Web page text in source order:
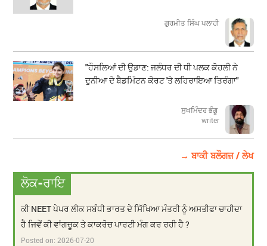
ਗੁਰਮੀਤ ਸਿੰਘ ਪਲਾਹੀ
"ਹੌਸਲਿਆਂ ਦੀ ਉਡਾਣ: ਜਲੰਧਰ ਦੀ ਧੀ ਪਲਕ ਕੋਹਲੀ ਨੇ
ਦੁਨੀਆ ਦੇ ਬੈਡਮਿੰਟਨ ਕੋਰਟ 'ਤੇ ਲਹਿਰਾਇਆ ਤਿਰੰਗਾ"
ਸੁਖਮਿੰਦਰ ਭੰਗੂ
writer
→ ਬਾਕੀ ਬਲੌਗਜ਼ / ਲੇਖ
ਲੋਕ-ਰਾਇ
ਕੀ NEET ਪੇਪਰ ਲੀਕ ਸਬੰਧੀ ਭਾਰਤ ਦੇ ਸਿੱਖਿਆ ਮੰਤਰੀ ਨੂੰ ਅਸਤੀਫਾ ਚਾਹੀਦਾ
ਹੈ ਜਿਵੇਂ ਕੀ ਵਾਂਗਚੂਕ ਤੇ ਕਾਕਰੋਚ ਪਾਰਟੀ ਮੰਗ ਕਰ ਰਹੀ ਹੈ ?
Posted on:2026-07-20